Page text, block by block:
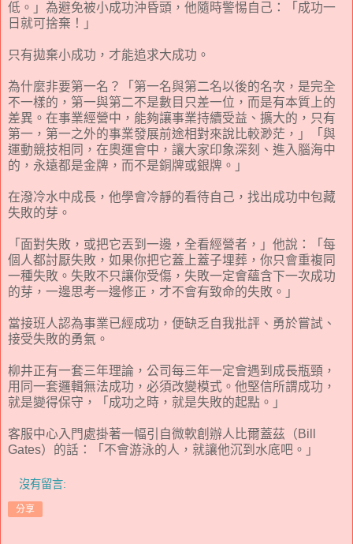
低。」為避免被小成功沖昏頭，他隨時警惕自己：「成功一
日就可捨棄！」
只有拋棄小成功，才能追求大成功。
為什麼非要第一名？「第一名與第二名以後的名次，是完全
不一樣的，第一與第二不是數目只差一位，而是有本質上的
差異。在事業經營中，能夠讓事業持續受益、擴大的，只有
第一，第一之外的事業發展前途相對來說比較渺茫，」「與
運動競技相同，在奧運會中，讓大家印象深刻、進入腦海中
的，永遠都是金牌，而不是銅牌或銀牌。」
在潑冷水中成長，他學會冷靜的看待自己，找出成功中包藏
失敗的芽。
「面對失敗，或把它丟到一邊，全看經營者，」他說：「每
個人都討厭失敗，如果你把它蓋上蓋子埋葬，你只會重複同
一種失敗。失敗不只讓你受傷，失敗一定會蘊含下一次成功
的芽，一邊思考一邊修正，才不會有致命的失敗。」
當接班人認為事業已經成功，便缺乏自我批評、勇於嘗試、
接受失敗的勇氣。
柳井正有一套三年理論，公司每三年一定會遇到成長瓶頸，
用同一套邏輯無法成功，必須改變模式。他堅信所謂成功，
就是變得保守，「成功之時，就是失敗的起點。」
客服中心入門處掛著一幅引自微軟創辦人比爾蓋茲（Bill
Gates）的話：「不會游泳的人，就讓他沉到水底吧。」
沒有留言:
分享